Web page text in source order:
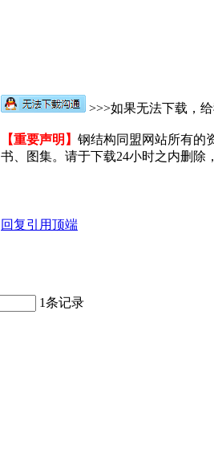
>>>如果无法下载，
【重要声明】 钢结构同盟网站所有的
书、图集。请于下载24小时之内删除
回复引用顶端
1条记录